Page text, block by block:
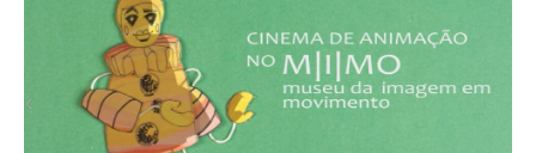
Política de Cookies
Acompanhe a Leiria Agenda